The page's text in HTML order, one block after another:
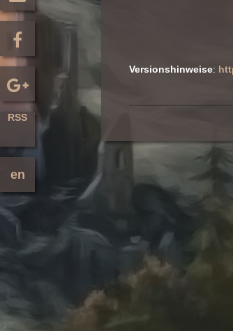
Versionshinweise:
RSS
en